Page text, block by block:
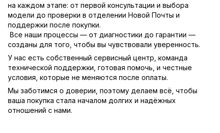
на каждом этапе: от первой консультации и выбора
модели до проверки в отделении Новой Почты и
поддержки после покупки.
Все наши процессы — от диагностики до гарантии —
созданы для того, чтобы вы чувствовали уверенность.
У нас есть собственный сервисный центр, команда
технической поддержки, готовая помочь, и честные
условия, которые не меняются после оплаты.
Мы заботимся о доверии, поэтому делаем всё, чтобы
ваша покупка стала началом долгих и надёжных
отношений с нами.